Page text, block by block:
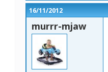
16/11/2012
murrr-mjaw